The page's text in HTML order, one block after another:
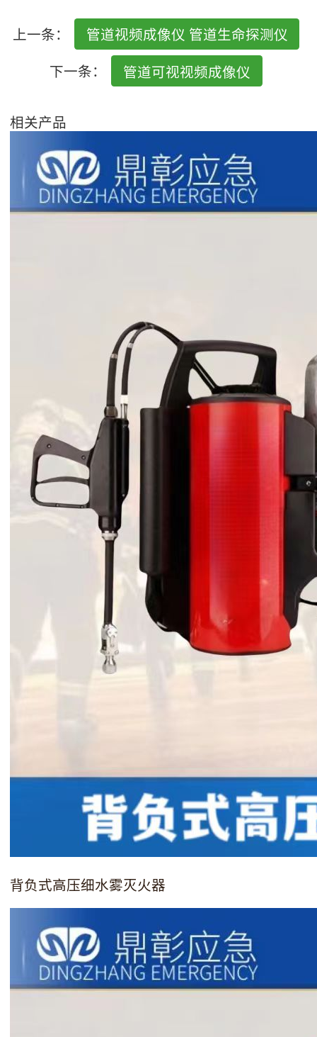
上一条：
管道视频成像仪 管道生命探测仪
下一条：
管道可视视频成像仪
相关产品
背负式高压细水雾灭火器